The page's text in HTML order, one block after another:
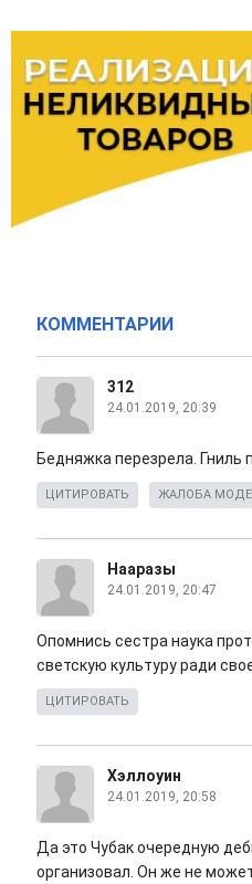
КОММЕНТАРИИ
312
24.01.2019, 20:39
Бедняжка перезрела. Гниль
ЦИТИРОВАТЬ ЖАЛОБА
Нааразы
24.01.2019, 20:47
Опомнись сестра наука
светскую культуру ради
ЦИТИРОВАТЬ
Хэллоуин
24.01.2019, 20:58
Да это Чубак очередную
организовал. Он же не